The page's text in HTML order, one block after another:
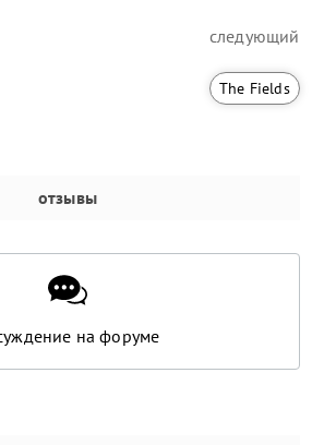
следующий
The Fields
отзывы
на форуме